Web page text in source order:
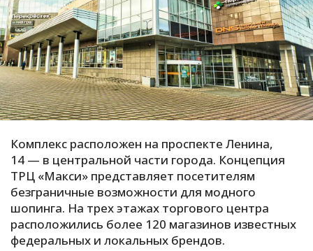
Е
И
К
С
Т
У
Х
Комплекс расположен на проспекте Ленина,
14 — в центральной части города. Концепция
ТРЦ «Макси» представляет посетителям
безграничные возможности для модного
шопинга. На трех этажах торгового центра
расположились более 120 магазинов известных
федеральных и локальных брендов.